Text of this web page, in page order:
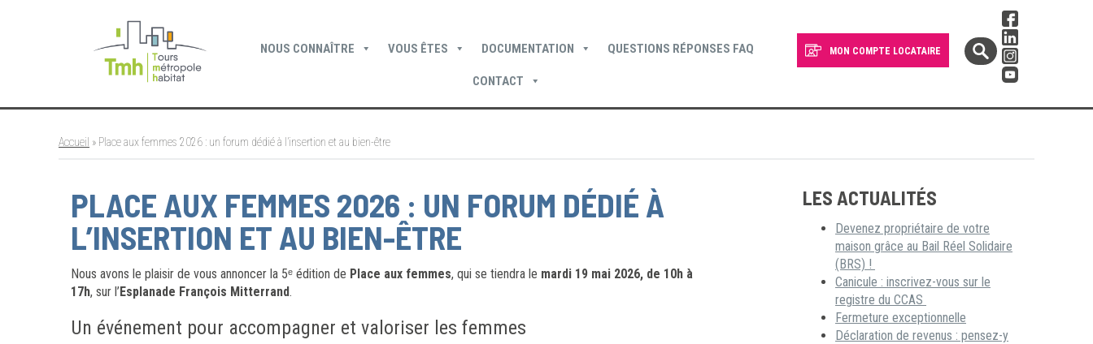
NOUS CONNAÎTRE VOUS ÊTES DOCUMENTATION QUESTIONS RÉPONSES FAQ
CONTACT
MON COMPTE LOCATAIRE
Accueil » Place aux femmes 2026 : un forum dédié à l’insertion et au bien-être
LES ACTUALITÉS
Devenez propriétaire de votre
maison grâce au Bail Réel Solidaire
(BRS) !
Canicule : inscrivez-vous sur le
registre du CCAS
Fermeture exceptionnelle
Déclaration de revenus : pensez-y
PLACE AUX FEMMES 2026 : UN FORUM DÉDIÉ À
L’INSERTION ET AU BIEN-ÊTRE
Nous avons le plaisir de vous annoncer la 5ᵉ édition de Place aux femmes, qui se tiendra le mardi 19 mai 2026, de 10h à
17h, sur l’Esplanade François Mitterrand.
Un événement pour accompagner et valoriser les femmes